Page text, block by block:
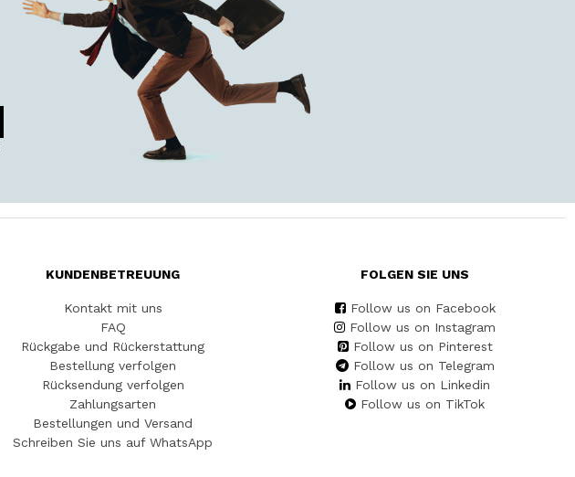
KUNDENBETREUUNG
Kontakt mit uns
FAQ
Rückgabe und Rückerstattung
Bestellung verfolgen
Rücksendung verfolgen
Zahlungsarten
Bestellungen und Versand
Schreiben Sie uns auf WhatsApp
FOLGEN SIE UNS
Follow us on Facebook
Follow us on Instagram
Follow us on Pinterest
Follow us on Telegram
Follow us on Linkedin
Follow us on TikTok